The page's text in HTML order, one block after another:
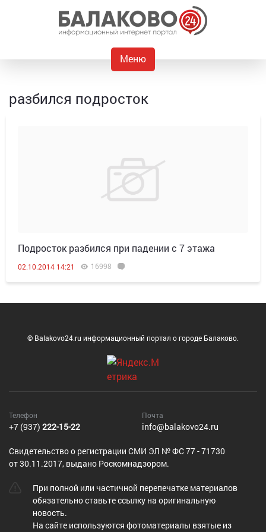
Меню
разбился подросток
Подросток разбился при падении с 7 этажа
02.10.2014 14:21 16998
© Balakovo24.ru информационный портал о городе Балаково.
Телефон
+7 (937) 222-15-22
Почта
info@balakovo24.ru
Cвидетельство о регистрации СМИ ЭЛ № ФС 77 - 71730
от 30.11.2017, выдано Роскомнадзором.
При полной или частичной перепечатке материалов
обязательно ставьте ссылку на оригинальную
новость.
На сайте используются фотоматериалы взятые из